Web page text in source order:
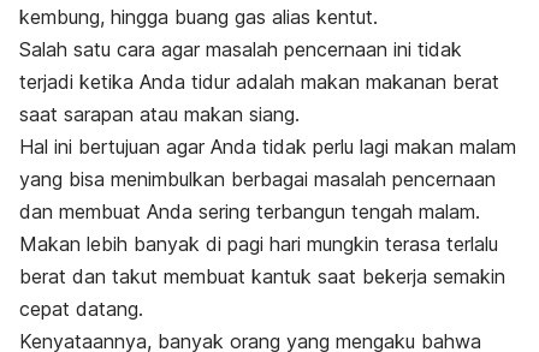
kembung, hingga buang gas alias kentut.
Salah satu cara agar masalah pencernaan ini tidak
terjadi ketika Anda tidur adalah makan makanan berat
saat sarapan atau makan siang.
Hal ini bertujuan agar Anda tidak perlu lagi makan malam
yang bisa menimbulkan berbagai masalah pencernaan
dan membuat Anda sering terbangun tengah malam.
Makan lebih banyak di pagi hari mungkin terasa terlalu
berat dan takut membuat kantuk saat bekerja semakin
cepat datang.
Kenyataannya, banyak orang yang mengaku bahwa